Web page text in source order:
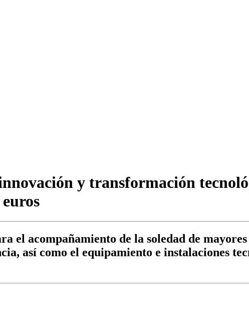
y transformación
el acompañamiento de la soledad de
así como el equipamiento e instalaciones